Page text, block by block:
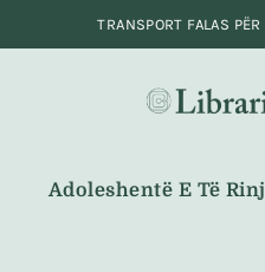
Adoleshentë E Të Rinj